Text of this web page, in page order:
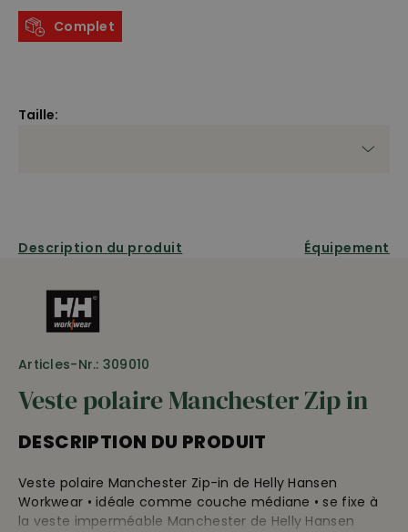
Complet
Taille:
Description du produit Équipement
Articles-Nr.: 309010
Veste polaire Manchester Zip in
DESCRIPTION DU PRODUIT
Veste polaire Manchester Zip-in de Helly Hansen
Workwear • idéale comme couche médiane • se fixe à
la veste imperméable Manchester de Helly Hansen